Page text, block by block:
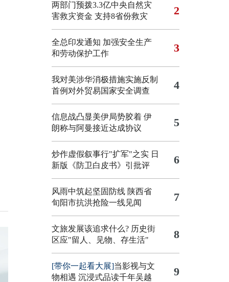
两部门预拨3.3亿中央自然灾
害救灾资金 支持8省份救灾
2
全总印发通知 加强安全生产
和劳动保护工作
3
我对美涉华消极措施实施反制
首例对外贸易国家安全调查
4
信息战凸显美伊局势胶着 伊
朗称与阿曼接近达成协议
5
炒作虚假叙事行"扩军"之实 日
新版《防卫白皮书》引批评
6
风雨中筑起坚固防线 陕西省
旬阳市抗洪抢险一线见闻
7
文旅发展该追求什么? 历史街
区应"留人、见物、存生活"
8
[带你一起看大展]当影视与文
物相遇 沉浸式品读千年吴越
9